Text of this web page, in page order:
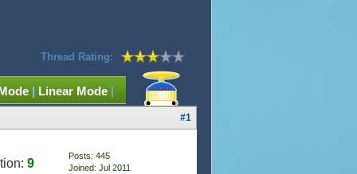
Thread Rating:
| Linear Mode |
#1
9
Posts: 445
Joined: Jul 2011